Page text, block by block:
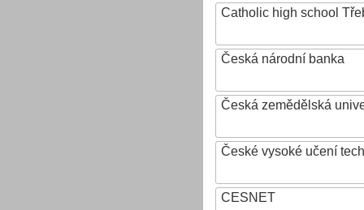
Catholic high school
Česká národní banka
Česká zemědělská
České vysoké učení
CESNET